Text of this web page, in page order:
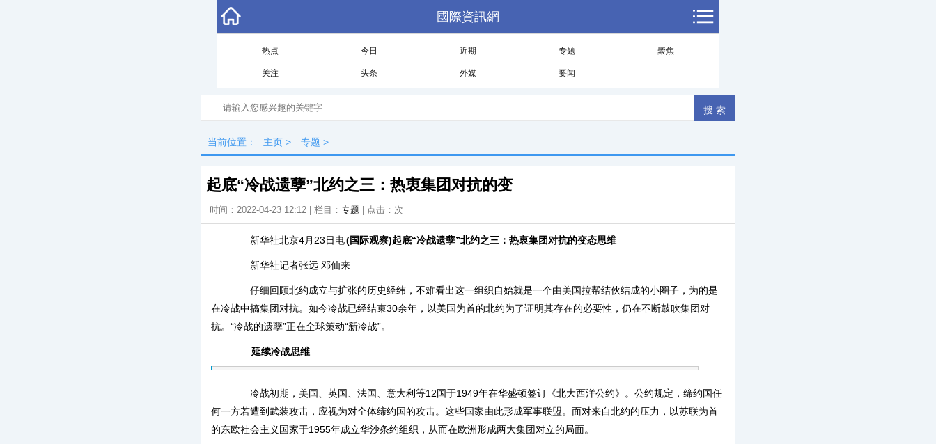
國際資訊網
热点 今日 近期 专题 聚焦
关注 头条 外媒 要闻
当前位置： 主页 > 专题 >
起底“冷战遗孽”北约之三：热衷集团对抗的变
时间：2022-04-23 12:12 | 栏目： 专题 | 点击： 次
新华社北京4月23日电(国际观察)起底“冷战遗孽”北约之三：热衷集团对抗的变态思维
新华社记者张远 邓仙来
仔细回顾北约成立与扩张的历史经纬，不难看出这一组织自始就是一个由美国拉帮结伙结成的小圈子，为的是
在冷战中搞集团对抗。如今冷战已经结束30余年，以美国为首的北约为了证明其存在的必要性，仍在不断鼓吹集团对
抗。“冷战的遗孽”正在全球策动“新冷战”。
延续冷战思维
冷战初期，美国、英国、法国、意大利等12国于1949年在华盛顿签订《北大西洋公约》。公约规定，缔约国任
何一方若遭到武装攻击，应视为对全体缔约国的攻击。这些国家由此形成军事联盟。面对来自北约的压力，以苏联为首
的东欧社会主义国家于1955年成立华沙条约组织，从而在欧洲形成两大集团对立的局面。